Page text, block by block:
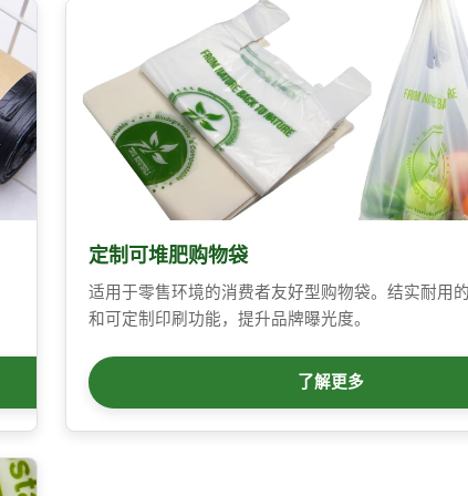
定制可堆肥购物袋
适用于零售环境的消费者友好型购物袋。结实耐用
和可定制印刷功能，提升品牌曝光度。
了解更多